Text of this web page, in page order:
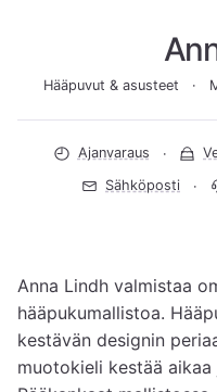
Hääpuvut & asusteet
Ajanvaraus
Sähköposti
Anna Lindh valmistaa
hääpukumallistoa.
kestävän designin
muotokieli kestää